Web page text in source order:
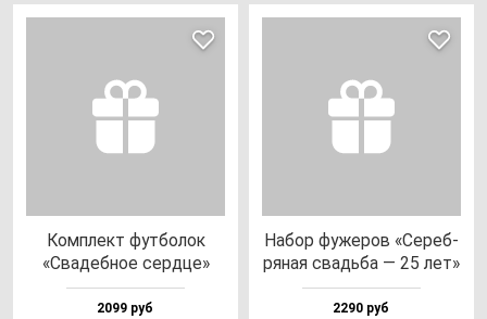
Ком­плект фут­бо­лок
«Сва­деб­ное сер­дце»
2099 руб
Набор фу­же­ров «Сереб­
ря­ная свадь­ба — 25 лет»
2290 руб